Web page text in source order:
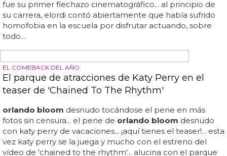
bloom(@orlandobloom) el 13 de sep de 2017 a la(s) 4:54
pdt... el exnovio de katy perry vuelve a ser noticia y no por
su trabajo, sino por unos vídeos que muestran el
cuerpazo de
entrenador... no es como si no le hubiéramos visto ya